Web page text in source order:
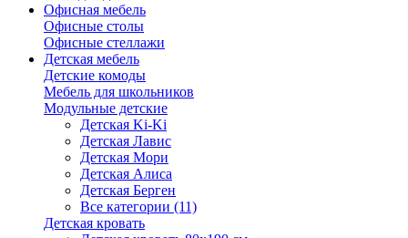
Офисная мебель
Офисные столы
Офисные стеллажи
Детская мебель
Детские комоды
Мебель для школьников
Модульные детские
Детская Ki-Ki
Детская Лавис
Детская Мори
Детская Алиса
Детская Берген
Все категории (11)
Детская кровать